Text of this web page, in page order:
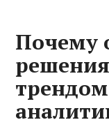
Почему